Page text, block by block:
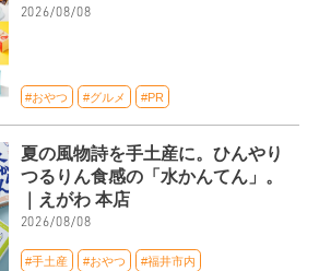
2026/08/08
#おやつ #グルメ #PR
夏の風物詩を手土産に。ひんやり
つるりん食感の「水かんてん」。
｜えがわ 本店
2026/08/08
#手土産 #おやつ #福井市内